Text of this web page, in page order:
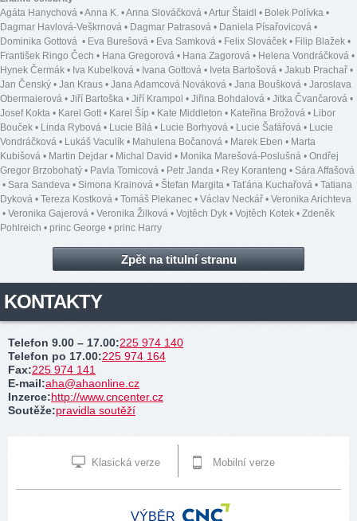
Agáta Hanychová •Anna K. •Anna Slováčková •Artur Štaidl • Bolek Polívka •
Dagmar Havlová-Veškrnová • Dagmar Patrasová • Daniela Písařovicová •
Dominika Gottová • Eva Burešová • Eva Samková • Felix Slováček • Filip Blažek •
František Ringo Čech • Hana Gregorová • Hana Zagorová • Helena Vondráčková •
Hynek Čermák • Iva Kubelková • Ivana Gottová • Iveta Bartošová • Jakub Prachař •
Jan Čenský • Jan Kraus • Jana Adamcová Nováková • Jana Boušková • Jaroslava
Obermaierová • Jiří Bartoška • Jiří Krampol • Jiřina Bohdalová • Jitka Čvančarová •
Josef Kokta • Karel Gott • Karel Šíp • Kate Middleton • Kateřina Brožová • Libor
Bouček • Linda Rybová • Lucie Bílá • Lucie Borhyová • Lucie Šafářová • Lucie
Vondráčková • Lukáš Vaculík • Mahulena Bočanová • Marek Eben • Marta
Kubišová • Martin Dejdar • Michal David • Monika Marešová-Poslušná • Ondřej
Gregor Brzobohatý • Pavla Tomicová • Petr Janda • Rey Koranteng • Sára Affašová
• Sara Sandeva • Simona Krainová • Štefan Margita • Taťána Kuchařová • Tatiana
Dyková • Tereza Kostková • Tomáš Plekanec • Václav Neckář • Veronika Arichteva
• Veronika Gajerová • Veronika Žilková • Vojtěch Dyk • Vojtěch Kotek • Zdeněk
Pohlreich • princ George • princ Harry
Zpět na titulní stranu
KONTAKTY
Telefon 9.00 – 17.00:225 974 140
Telefon po 17.00:225 974 164
Fax:225 974 141
E-mail:aha@ahaonline.cz
Inzerce:http://www.cncenter.cz
Soutěže:pravidla soutěží
Klasická verze Mobilní verze
VÝBĚR